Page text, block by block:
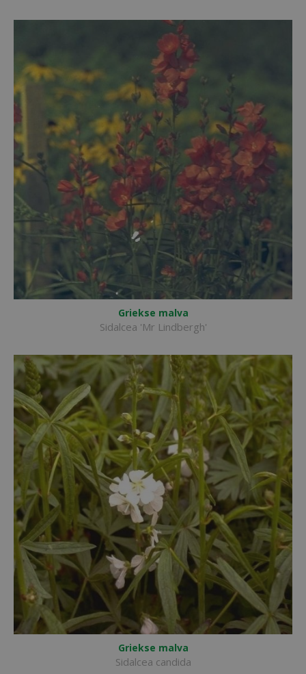
Griekse malva
Sidalcea 'Mr Lindbergh'
Griekse malva
Sidalcea candida